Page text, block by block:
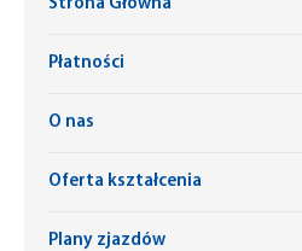
Strona Główna
Płatności
O nas
Oferta kształcenia
Plany zjazdów